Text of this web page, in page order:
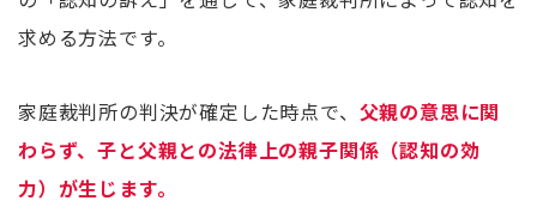
求める方法です。
家庭裁判所の判決が確定した時点で、 父親の意思に関
わらず、子と父親との法律上の親子関係（認知の効
力）が生じます。